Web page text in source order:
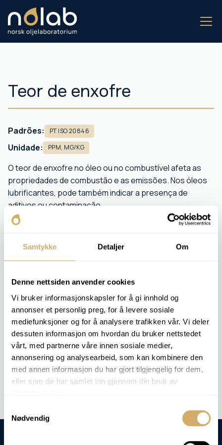
Samtykke Detaljer Om
Denne nettsiden anvender cookies
Vi bruker informasjonskapsler for å gi innhold og
annonser et personlig preg, for å levere sosiale
mediefunksjoner og for å analysere trafikken vår. Vi deler
dessuten informasjon om hvordan du bruker nettstedet
vårt, med partnerne våre innen sosiale medier,
annonsering og analysearbeid, som kan kombinere den
med annen informasjon du har gjort tilgjengelig for dem,
eller som de har samlet inn gjennom din bruk av
Nødvendig
Teor de enxofre
Padrões: PT ISO 20846
Unidade: PPM, MG/KG
O teor de enxofre no óleo ou no combustível afeta as
propriedades de combustão e as emissões. Nos óleos
lubrificantes, pode também indicar a presença de
aditivos ou contaminação.
A medição é realizada por espectroscopia ou XRF e
O cliente obtém informações sobre o impacto ambiental
funcionamento com baixo teor de enxofre.
PACOTES DE ANÁLISE RELEVANTES
Esta análise não está incluída em nenhum pacote de análises
específico, mas podemos realizá-la mediante pedido.
Análise de encomendas -Teor de enxofre